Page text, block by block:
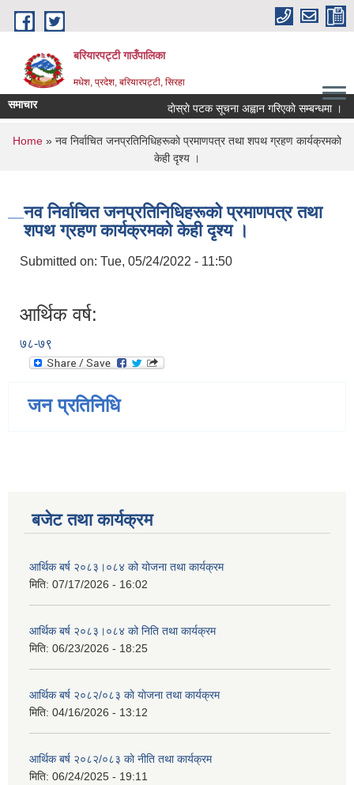
Skip to main content
बरियारपट्टी गाउँपालिका
मधेश, प्रदेश, बरियारपट्टी, सिरहा
समाचार दाेस्राे पटक सूचना अह्वान गरिएकाे सम्बन्धमा ।
You are here
Home » नव निर्वाचित जनप्रतिनिधिहरूकाे प्रमाणपत्र तथा शपथ ग्रहण कार्यक्रमकाे
केही दृश्य ।
नव निर्वाचित जनप्रतिनिधिहरूकाे प्रमाणपत्र तथा
शपथ ग्रहण कार्यक्रमकाे केही दृश्य ।
Submitted on: Tue, 05/24/2022 - 11:50
आर्थिक वर्ष:
७८-७९
जन प्रतिनिधि
बजेट तथा कार्यक्रम
आर्थिक बर्ष २०८३।०८४ को योजना तथा कार्यक्रम
मिति: 07/17/2026 - 16:02
आर्थिक बर्ष २०८३।०८४ को निति तथा कार्यक्रम
मिति: 06/23/2026 - 18:25
आर्थिक बर्ष २०८२/०८३ काे याेजना तथा कार्यक्रम
मिति: 04/16/2026 - 13:12
आर्थिक बर्ष २०८२/०८३ काे नीति तथा कार्यक्रम
मिति: 06/24/2025 - 19:11